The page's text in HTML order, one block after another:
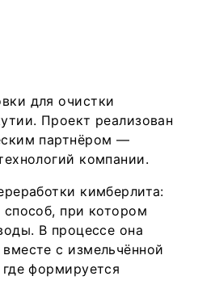
Интервью
Мероприятия
Каталог компаний
для очистки
Проект реализован
партнёром —
компании.
кимберлита:
способ, при котором
В процессе она
с измельчённой
формируется